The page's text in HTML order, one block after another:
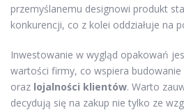
przemyślanemu designowi produkt
konkurencji, co z kolei oddziałuje na
Inwestowanie w wygląd opakowań
wartości firmy, co wspiera
oraz lojalności klientów. Warto
decydują się na zakup nie tylko ze